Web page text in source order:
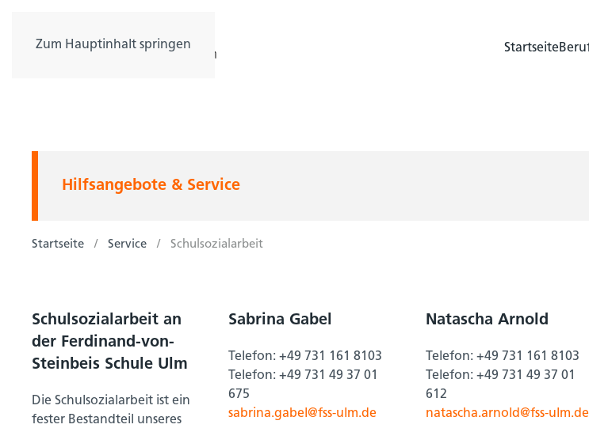
Zum Hauptinhalt springen Startseite
Hilfsangebote & Service
Startseite Service Schulsozialarbeit
Schulsozialarbeit an
der Ferdinand-von-
Steinbeis Schule Ulm
Die Schulsozialarbeit ist ein
fester Bestandteil unseres
Sabrina Gabel
Telefon: +49 731 161 8103
Telefon: +49 731 49 37 01
675
sabrina.gabel@fss-ulm.de
Natascha Arnold
Telefon: +49 731 161 8103
Telefon: +49 731 49 37 01
612
natascha.arnold@fss-ulm.de